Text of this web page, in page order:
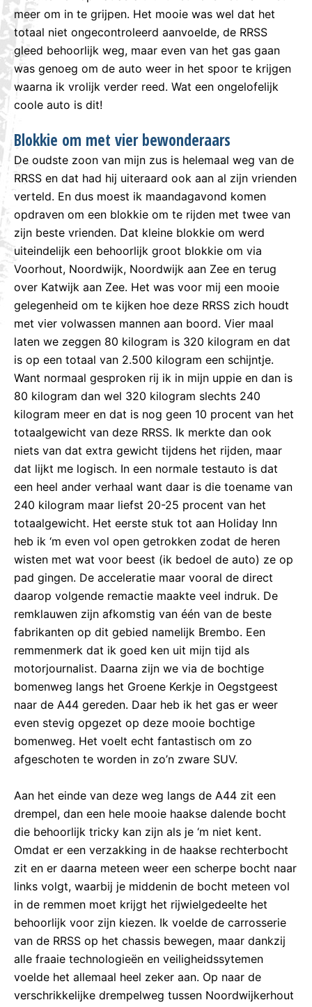
meer om in te grijpen. Het mooie was wel dat het
totaal niet ongecontroleerd aanvoelde, de RRSS
gleed behoorlijk weg, maar even van het gas gaan
was genoeg om de auto weer in het spoor te krijgen
waarna ik vrolijk verder reed. Wat een ongelofelijk
coole auto is dit!
Blokkie om met vier bewonderaars
De oudste zoon van mijn zus is helemaal weg van de
RRSS en dat had hij uiteraard ook aan al zijn vrienden
verteld. En dus moest ik maandagavond komen
opdraven om een blokkie om te rijden met twee van
zijn beste vrienden. Dat kleine blokkie om werd
uiteindelijk een behoorlijk groot blokkie om via
Voorhout, Noordwijk, Noordwijk aan Zee en terug
over Katwijk aan Zee. Het was voor mij een mooie
gelegenheid om te kijken hoe deze RRSS zich houdt
met vier volwassen mannen aan boord. Vier maal
laten we zeggen 80 kilogram is 320 kilogram en dat
is op een totaal van 2.500 kilogram een schijntje.
Want normaal gesproken rij ik in mijn uppie en dan is
80 kilogram dan wel 320 kilogram slechts 240
kilogram meer en dat is nog geen 10 procent van het
totaalgewicht van deze RRSS. Ik merkte dan ook
niets van dat extra gewicht tijdens het rijden, maar
dat lijkt me logisch. In een normale testauto is dat
een heel ander verhaal want daar is die toename van
240 kilogram maar liefst 20-25 procent van het
totaalgewicht. Het eerste stuk tot aan Holiday Inn
heb ik ‘m even vol open getrokken zodat de heren
wisten met wat voor beest (ik bedoel de auto) ze op
pad gingen. De acceleratie maar vooral de direct
daarop volgende remactie maakte veel indruk. De
remklauwen zijn afkomstig van één van de beste
fabrikanten op dit gebied namelijk Brembo. Een
remmenmerk dat ik goed ken uit mijn tijd als
motorjournalist. Daarna zijn we via de bochtige
bomenweg langs het Groene Kerkje in Oegstgeest
naar de A44 gereden. Daar heb ik het gas er weer
even stevig opgezet op deze mooie bochtige
bomenweg. Het voelt echt fantastisch om zo
afgeschoten te worden in zo’n zware SUV.
Aan het einde van deze weg langs de A44 zit een
drempel, dan een hele mooie haakse dalende bocht
die behoorlijk tricky kan zijn als je ‘m niet kent.
Omdat er een verzakking in de haakse rechterbocht
zit en er daarna meteen weer een scherpe bocht naar
links volgt, waarbij je middenin de bocht meteen vol
in de remmen moet krijgt het rijwielgedeelte het
behoorlijk voor zijn kiezen. Ik voelde de carrosserie
van de RRSS op het chassis bewegen, maar dankzij
alle fraaie technologieën en veiligheidssytemen
voelde het allemaal heel zeker aan. Op naar de
verschrikkelijke drempelweg tussen Noordwijkerhout